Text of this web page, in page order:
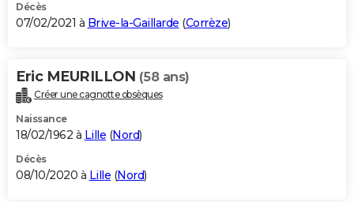
Décès
07/02/2021 à Brive-la-Gaillarde (Corrèze)
Eric MEURILLON (58 ans)
Créer une cagnotte obsèques
Naissance
18/02/1962 à Lille (Nord)
Décès
08/10/2020 à Lille (Nord)